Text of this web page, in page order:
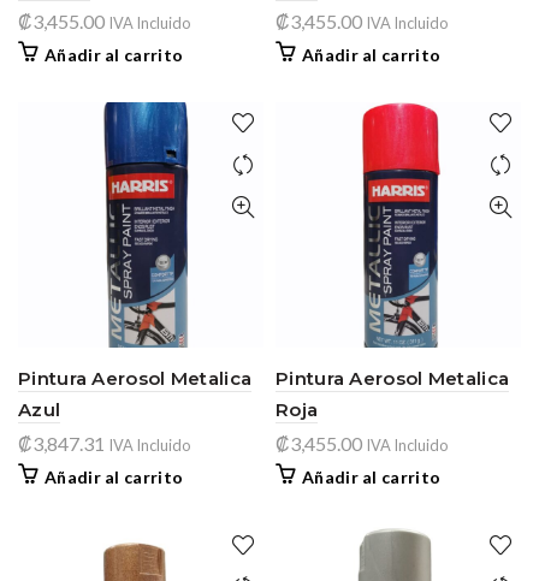
₡3,455.00 IVA Incluido
Añadir al carrito
₡3,455.00 IVA Incluido
Añadir al carrito
Pintura Aerosol Metalica
Azul
₡3,847.31 IVA Incluido
Añadir al carrito
Pintura Aerosol Metalica
Roja
₡3,455.00 IVA Incluido
Añadir al carrito